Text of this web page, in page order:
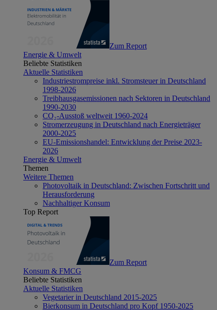
Zum Report
Energie & Umwelt
Beliebte Statistiken
Aktuelle Statistiken
Industriestrompreise inkl. Stromsteuer in Deutschland
1998-2026
Treibhausgasemissionen nach Sektoren in Deutschland
1990-2030
CO₂-Ausstoß weltweit 1960-2024
Stromerzeugung in Deutschland nach Energieträger
2000-2025
EU-Emissionshandel: Entwicklung der Preise 2023-
2026
Energie & Umwelt
Themen
Weitere Themen
Photovoltaik in Deutschland: Zwischen Fortschritt und
Herausforderung
Nachhaltiger Konsum
Top Report
Zum Report
Konsum & FMCG
Beliebte Statistiken
Aktuelle Statistiken
Vegetarier in Deutschland 2015-2025
Bierkonsum in Deutschland pro Kopf 1950-2025